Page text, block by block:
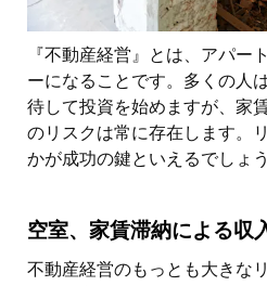
『不動産経営』とは、アパー
ーになることです。多くの人
待して投資を始めますが、家
のリスクは常に存在します。
かが成功の鍵といえるでしょう
空室、家賃滞納による収
不動産経営のもっとも大きな